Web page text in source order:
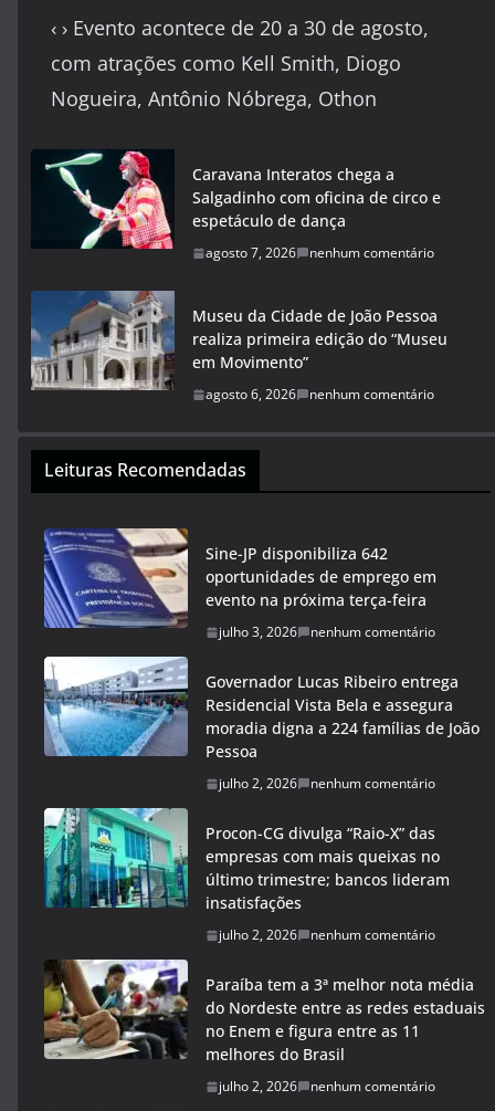
‹ › Evento acontece de 20 a 30 de agosto,
com atrações como Kell Smith, Diogo
Nogueira, Antônio Nóbrega, Othon
Caravana Interatos chega a
Salgadinho com oficina de circo e
espetáculo de dança
agosto 7, 2026 nenhum comentário
Museu da Cidade de João Pessoa
realiza primeira edição do “Museu
em Movimento”
agosto 6, 2026 nenhum comentário
Leituras Recomendadas
Sine-JP disponibiliza 642
oportunidades de emprego em
evento na próxima terça-feira
julho 3, 2026 nenhum comentário
Governador Lucas Ribeiro entrega
Residencial Vista Bela e assegura
moradia digna a 224 famílias de João
Pessoa
julho 2, 2026 nenhum comentário
Procon-CG divulga “Raio-X” das
empresas com mais queixas no
último trimestre; bancos lideram
insatisfações
julho 2, 2026 nenhum comentário
Paraíba tem a 3ª melhor nota média
do Nordeste entre as redes estaduais
no Enem e figura entre as 11
melhores do Brasil
julho 2, 2026 nenhum comentário